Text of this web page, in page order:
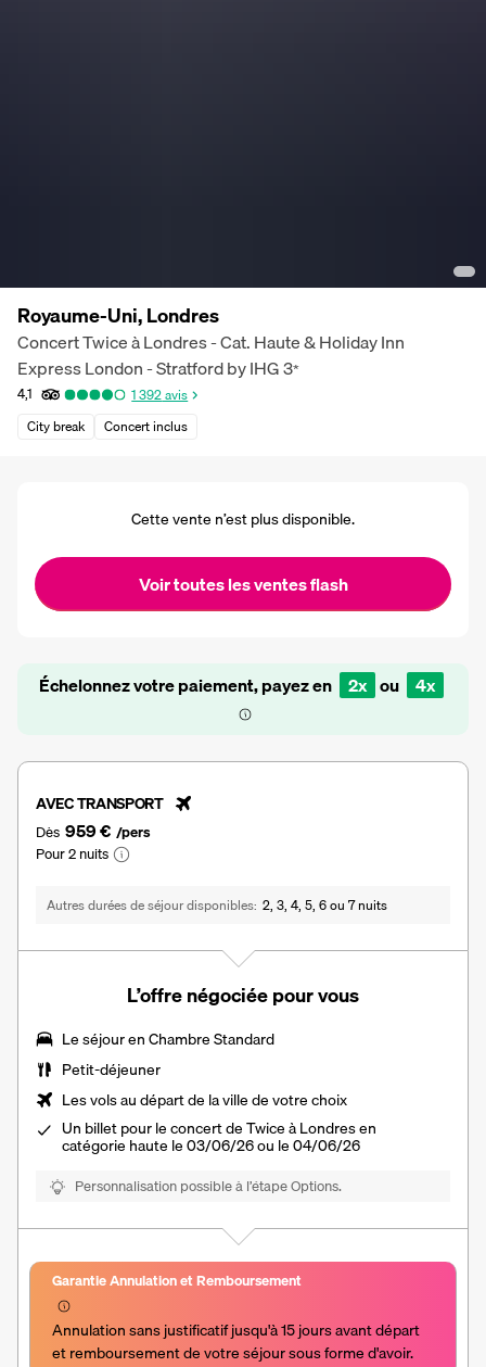
Royaume-Uni, Londres
Concert Twice à Londres - Cat. Haute & Holiday Inn
Express London - Stratford by IHG3*
4,1 1 392avis
City break
Concert inclus
Cette vente n’est plus disponible.
Voir toutes les ventes flash
Échelonnez votre paiement, payez en 2x ou 4x
AVEC TRANSPORT
Dès 959 € /pers
Pour 2 nuits
Autres durées de séjour disponibles 2, 3, 4, 5, 6 ou 7 nuits
L’offre négociée pour vous
Le séjour en Chambre Standard
Petit-déjeuner
Les vols au départ de la ville de votre choix
Un billet pour le concert de Twice à Londres en
catégorie haute le 03/06/26 ou le 04/06/26
Personnalisation possible à l’étape Options.
Garantie Annulation et Remboursement
Annulation sans justificatif jusqu'à 15 jours avant départ
et remboursement de votre séjour sous forme d'avoir.